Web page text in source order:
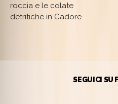
roccia e le colate
detritiche in Cadore
SEGUICI SU